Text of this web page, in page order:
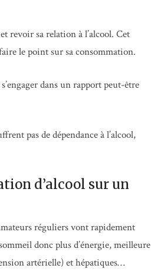
revoir sa relation à l’alcool. Cet
le point sur sa consommation.
dans un rapport peut-être
pas de dépendance à l’alcool,
d’alcool sur un
réguliers vont rapidement
donc plus d’énergie, meilleure
artérielle) et hépatiques…